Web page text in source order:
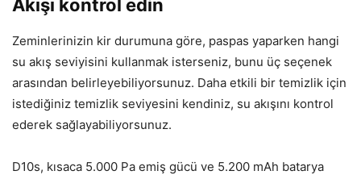
Akışı kontrol edin
Zeminlerinizin kir durumuna göre, paspas yaparken hangi
su akış seviyisini kullanmak isterseniz, bunu üç seçenek
arasından belirleyebiliyorsunuz. Daha etkili bir temizlik için
istediğiniz temizlik seviyesini kendiniz, su akışını kontrol
ederek sağlayabiliyorsunuz.
D10s, kısaca 5.000 Pa emiş gücü ve 5.200 mAh batarya